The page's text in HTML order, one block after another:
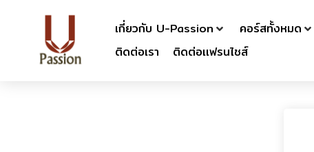
เกี่ยวกับ U-Passion คอร์สทั้งหมด
ติดต่อเรา
ติดต่อเเฟรนไชส์